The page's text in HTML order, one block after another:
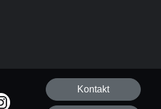
Kontakt